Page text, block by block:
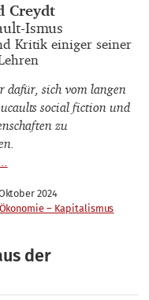
Creydt
Ismus
Kritik einiger seiner
dafür, sich vom langen
social fiction und
zu
2024
Ökonomie – Kapitalismus
der